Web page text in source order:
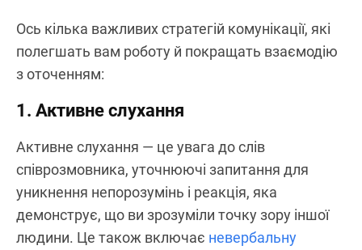
Ось кілька важливих стратегій комунікації, які
полегшать вам роботу й покращать взаємодію
з оточенням:
1. Активне слухання
Активне слухання — це увага до слів
співрозмовника, уточнюючі запитання для
уникнення непорозумінь і реакція, яка
демонструє, що ви зрозуміли точку зору іншої
людини. Це також включає невербальну